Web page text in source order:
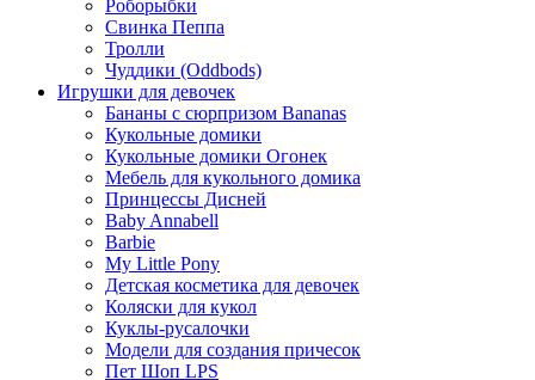
Роборыбки
Свинка Пеппа
Тролли
Чуддики (Oddbods)
Игрушки для девочек
Бананы с сюрпризом Bananas
Кукольные домики
Кукольные домики Огонек
Мебель для кукольного домика
Принцессы Дисней
Baby Annabell
Barbie
My Little Pony
Детская косметика для девочек
Коляски для кукол
Куклы-русалочки
Модели для создания причесок
Пет Шоп LPS